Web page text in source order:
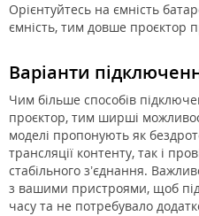
Орієнтуйтесь на ємність
ємність, тим довше проєктор
Варіанти
Чим більше способів
проєктор, тим ширші
моделі пропонують як
трансляції контенту, так і
стабільного з’єднання.
з вашими пристроями, щоб
часу та не потребувало